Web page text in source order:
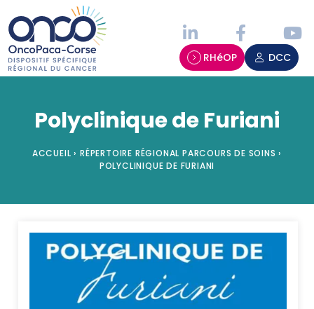
RHéOP DCC
Polyclinique de Furiani
ACCUEIL › RÉPERTOIRE RÉGIONAL PARCOURS DE SOINS ›
POLYCLINIQUE DE FURIANI
Panneau de gestion des cookies